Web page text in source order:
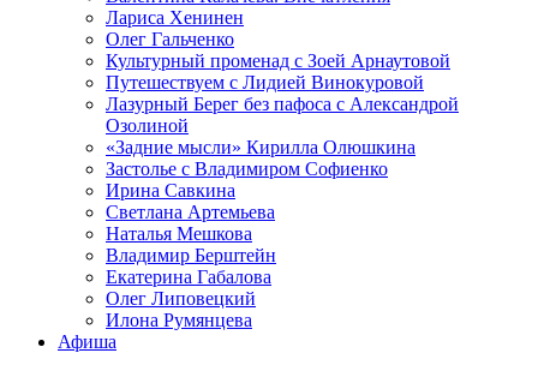
Лариса Хенинен
Олег Гальченко
Культурный променад с Зоей Арнаутовой
Путешествуем с Лидией Винокуровой
Лазурный Берег без пафоса с Александрой
Озолиной
«Задние мысли» Кирилла Олюшкина
Застолье с Владимиром Софиенко
Ирина Савкина
Светлана Артемьева
Наталья Мешкова
Владимир Берштейн
Екатерина Габалова
Олег Липовецкий
Илона Румянцева
Афиша